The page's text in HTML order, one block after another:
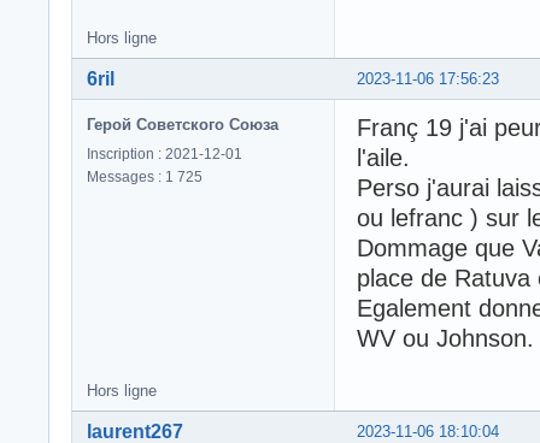
Hors ligne
2023-11-06 17:56:23
6ril
Герой Советского Союза
Inscription : 2021-12-01
Messages : 1 725
Franç 19 j'ai
l'aile.
Perso j'aurai
ou lefranc ) sur
Dommage que
place de
Egalement
WV ou Johnson.
Hors ligne
2023-11-06 18:10:04
laurent267